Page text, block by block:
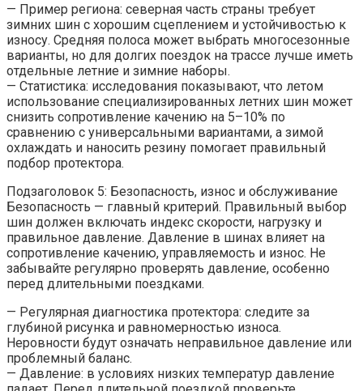
— Пример региона: северная часть страны требует
зимних шин с хорошим сцеплением и устойчивостью к
износу. Средняя полоса может выбрать многосезонные
варианты, но для долгих поездок на трассе лучше иметь
отдельные летние и зимние наборы.
— Статистика: исследования показывают, что летом
использование специализированных летних шин может
снизить сопротивление качению на 5–10% по
сравнению с универсальными вариантами, а зимой
охлаждать и наносить резину помогает правильный
подбор протектора.
Подзаголовок 5: Безопасность, износ и обслуживание
Безопасность — главный критерий. Правильный выбор
шин должен включать индекс скорости, нагрузку и
правильное давление. Давление в шинах влияет на
сопротивление качению, управляемость и износ. Не
забывайте регулярно проверять давление, особенно
перед длительными поездками.
— Регулярная диагностика протектора: следите за
глубиной рисунка и равномерностью износа.
Неровности будут означать неправильное давление или
проблемный баланс.
— Давление: в условиях низких температур давление